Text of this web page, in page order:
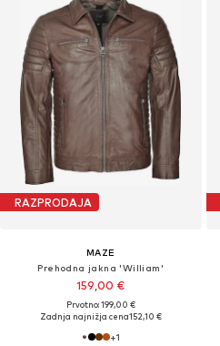
RAZPRODAJA
MAZE
Prehodna jakna 'William'
159,00 €
Prvotno: 199,00 €
Zadnja najnižja cena152,10 €
+1